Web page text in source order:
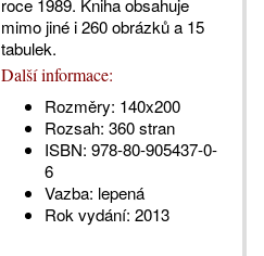
roce 1989. Kniha obsahuje
mimo jiné i 260 obrázků a 15
tabulek.
Další informace:
Rozměry: 140x200
Rozsah: 360 stran
ISBN: 978-80-905437-0-
6
Vazba: lepená
Rok vydání: 2013